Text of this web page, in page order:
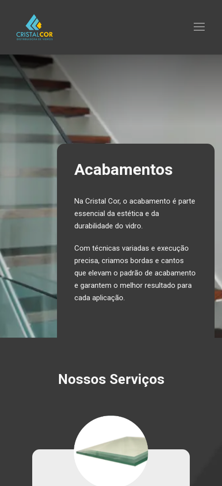
Acabamentos
Na Cristal Cor, o acabamento é parte
essencial da estética e da
durabilidade do vidro.
Com técnicas variadas e execução
precisa, criamos bordas e cantos
que elevam o padrão de acabamento
e garantem o melhor resultado para
cada aplicação.
Nossos Serviços